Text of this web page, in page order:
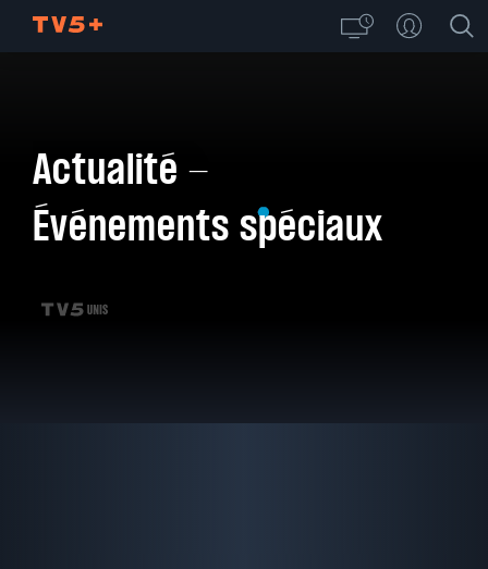
Actualité -
Événements spéciaux